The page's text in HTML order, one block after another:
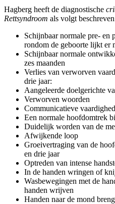
Hagberg heeft de diagnostische
Rettsyndroom als volgt
Schijnbaar normale pre- en
rondom de geboorte lijkt er
Schijnbaar normale
zes maanden
Verlies van verworven
drie jaar:
Aangeleerde doelgerichte
Verworven woorden
Communicatieve
Een normale hoofdomtrek
Duidelijk worden van de
Afwijkende loop
Groeivertraging van de
en drie jaar
Optreden van intense
In de handen wringen of
Wasbewegingen met de
handen wrijven
Handen naar de mond